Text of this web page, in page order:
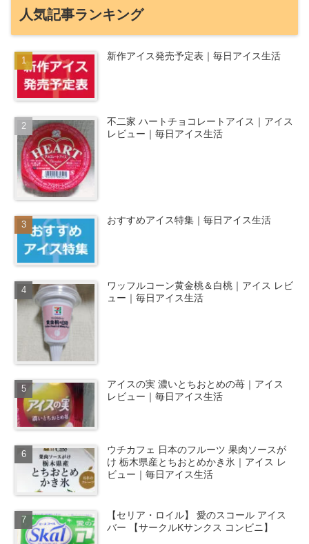
人気記事ランキング
新作アイス発売予定表｜毎日アイス生活
不二家 ハートチョコレートアイス｜アイス
レビュー｜毎日アイス生活
おすすめアイス特集｜毎日アイス生活
ワッフルコーン黄金桃＆白桃｜アイス レビ
ュー｜毎日アイス生活
アイスの実 濃いとちおとめの苺｜アイス
レビュー｜毎日アイス生活
ウチカフェ 日本のフルーツ 果肉ソースが
け 栃木県産とちおとめかき氷｜アイス レ
ビュー｜毎日アイス生活
【セリア・ロイル】 愛のスコール アイス
バー 【サークルKサンクス コンビニ】